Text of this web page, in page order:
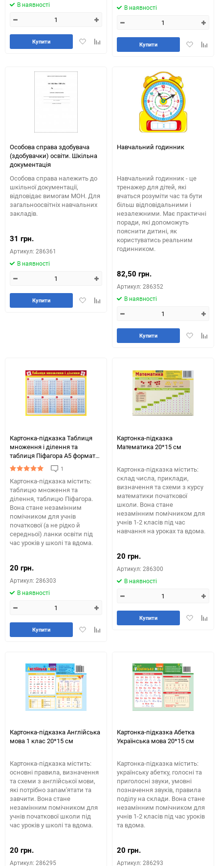
В наявності
ДодатиДодайте
Купити
В наявності
Додати
Купити
Особова справа здобувача
(здобувачки) освіти. Шкільна
документація
Особова справа належить до
шкільної документації,
відповідає вимогам МОН. Для
загальноосвітніх навчальних
закладів.
31 грн.
Артикул: 286361
В наявності
ДодатиДодайте
порівняння
Купити
Навчальний годинник
Навчальний годинник - це
тренажер для дітей, які
вчаться розуміти час та бути
більш відповідальними і
незалежними. Має практичні
поради, які допоможуть
пояснити дитині, як
користуватись реальним
годинником.
82,50 грн.
Артикул: 286352
В наявності
Додати
Купити
Картонка-підказка Таблиця
множення і ділення та
таблиця Піфагора А5 формату
(210х148 мм)
1
Картонка-підказка містить:
таблицю множення та
ділення, таблицю Піфагора.
Вона стане незамінним
помічником для учнів
початкової (а не рідко й
середньої) ланки освіти під
час уроків у школі та вдома.
20 грн.
Артикул: 286303
В наявності
ДодатиДодайте
Купити
Картонка-підказка
Математика 20*15 см
Картонка-підказка містить:
склад числа, приклади,
визначення та схеми з курсу
математики початкової
школи. Вона стане
незамінним помічником для
учнів 1-2 класів під час
навчання на уроках та вдома.
20 грн.
Артикул: 286300
В наявності
Додати
Купити
Картонка-підказка Англійська
мова 1 клас 20*15 см
Картонка-підказка містить:
основні правила, визначення
та схеми з англійської мови,
які потрібно запам'ятати та
завчити. Вона стане
незамінним помічником для
учнів початкової школи під
час уроків у школі та вдома.
20 грн.
Артикул: 286295
Картонка-підказка Абетка
Українська мова 20*15 см
Картонка-підказка містить:
українську абетку, голосні та
приголосні звуки, умовні
позначення звуків, правила
поділу на склади. Вона стане
незамінним помічником для
учнів 1-2 класів під час уроків
та вдома.
20 грн.
Артикул: 286293